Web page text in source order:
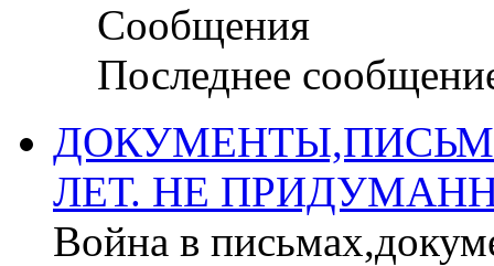
Сообщения
Последнее
ЛЕТ. НЕ
Война в